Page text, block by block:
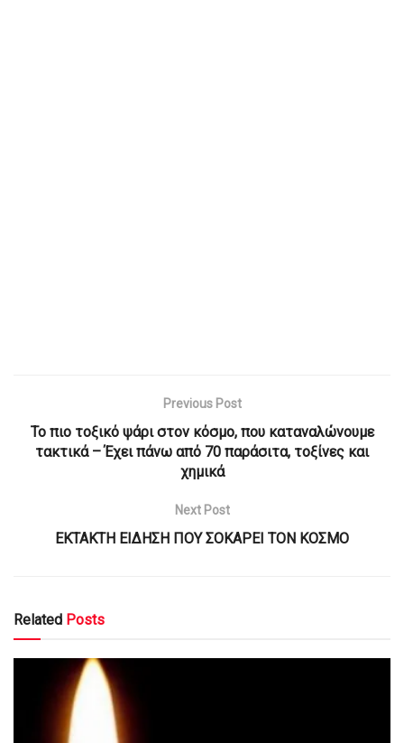
Previous Post
Το πιο τοξικό ψάρι στον κόσμο, που καταναλώνουμε
τακτικά – Έχει πάνω από 70 παράσιτα, τοξίνες και
χημικά
Next Post
ΕΚΤΑΚΤΗ ΕΙΔΗΣΗ ΠΟΥ ΣΟΚΑΡΕΙ ΤΟΝ ΚΟΣΜΟ
Related Posts